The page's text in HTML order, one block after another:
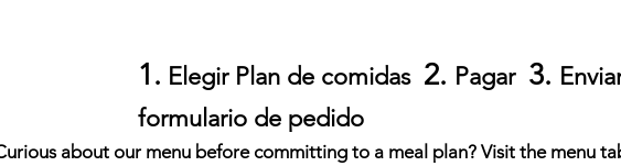
1. Elegir P lan de comidas 2. Pagar 3.
formulario de pedido
about our menu before committing to a meal plan? Visit the menu